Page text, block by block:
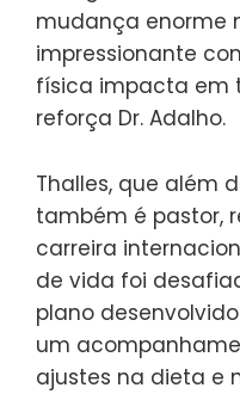
mudança enorme
impressionante
física impacta em
reforça Dr. Adalho.
Thalles, que além
também é pastor,
carreira
de vida foi
plano
um
ajustes na dieta e